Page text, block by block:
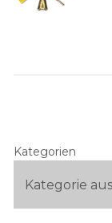
Kategorien